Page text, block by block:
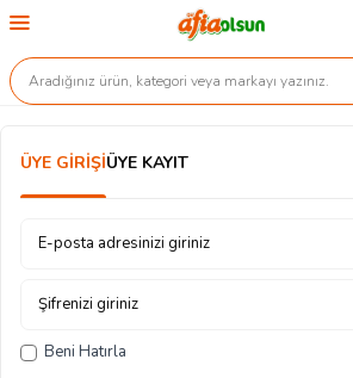
ÜYE GIRIŞIÜYE KAYIT
E-posta adresinizi giriniz
Şifrenizi giriniz
Beni Hatırla